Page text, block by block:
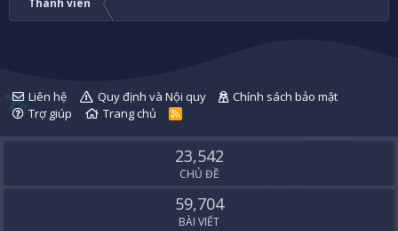
Thành viên
Liên hệ Quy định và Nội quy
Chính sách bảo mật
Trợ giúp
Trang chủ
R
S
23,542
CHỦ ĐỀ
59,704
BÀI VIẾT